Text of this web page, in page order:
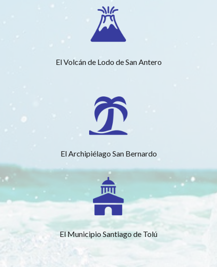
El Volcán de Lodo de San Antero
El Archipiélago San Bernardo
El Municipio Santiago de Tolú